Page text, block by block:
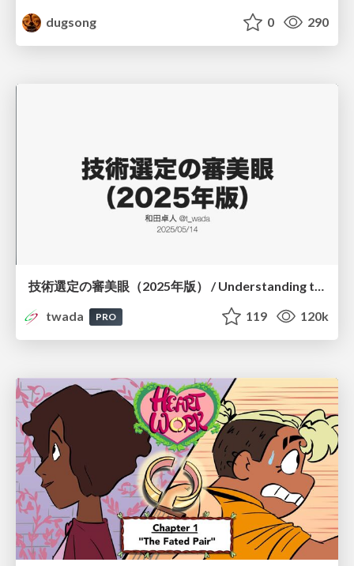
dugsong
0 290
技術選定の審美眼（2025年版） / Understanding the Spiral of Technologies 2025 edition
twada
PRO 119 120k